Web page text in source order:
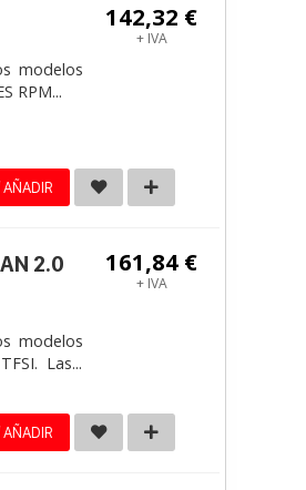
142,32 €
+ IVA
modelos
RPM...
AÑADIR
161,84 €
+ IVA
2.0
modelos
Las...
AÑADIR